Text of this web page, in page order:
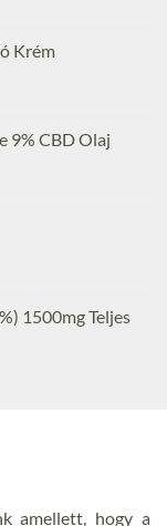
Krém
9% CBD Olaj
1500mg Teljes
amellett, hogy a